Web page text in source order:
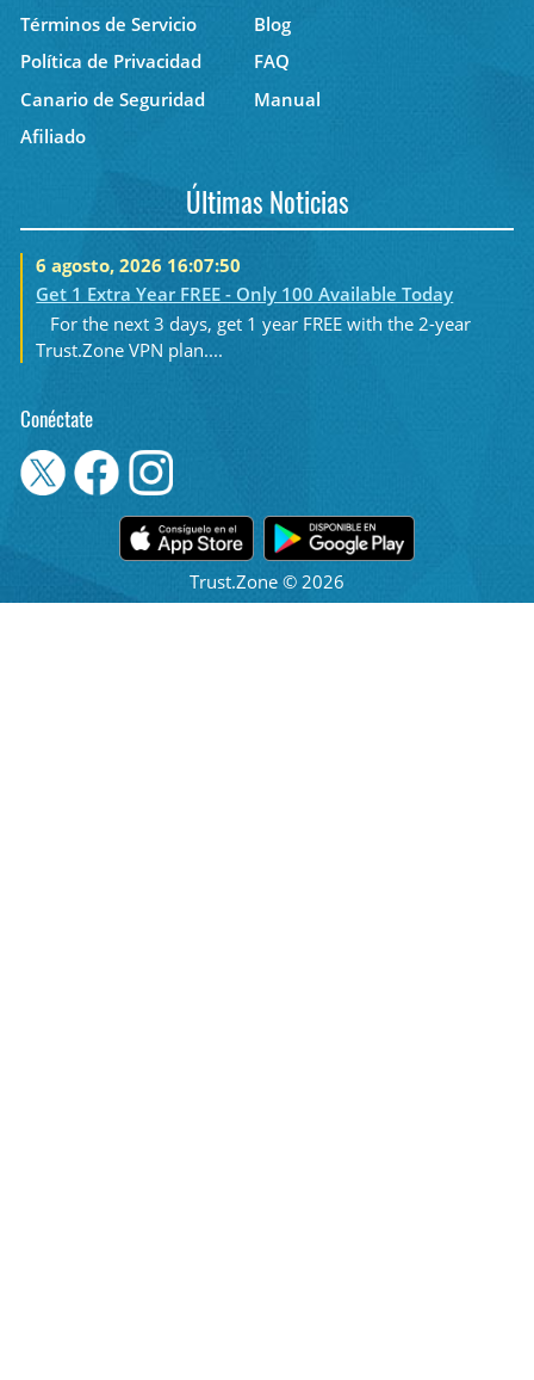
Términos de Servicio
Blog
Política de Privacidad
FAQ
Canario de Seguridad
Manual
Afiliado
Últimas Noticias
6 agosto, 2026 16:07:50
Get 1 Extra Year FREE - Only 100 Available Today
For the next 3 days, get 1 year FREE with the 2-year
Trust.Zone VPN plan....
Conéctate
Trust.Zone © 2026